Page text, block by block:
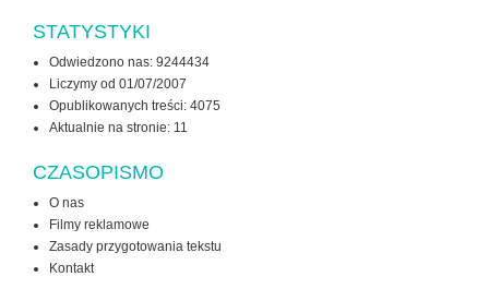
STATYSTYKI
Odwiedzono nas: 9244434
Liczymy od 01/07/2007
Opublikowanych treści: 4075
Aktualnie na stronie: 11
CZASOPISMO
O nas
Filmy reklamowe
Zasady przygotowania tekstu
Kontakt